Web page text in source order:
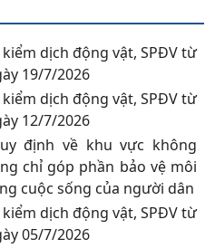
dịch động vật, SPĐV từ
19/7/2026
dịch động vật, SPĐV từ
12/7/2026
định về khu vực không
chỉ góp phần bảo vệ môi
cuộc sống của người dân
dịch động vật, SPĐV từ
05/7/2026